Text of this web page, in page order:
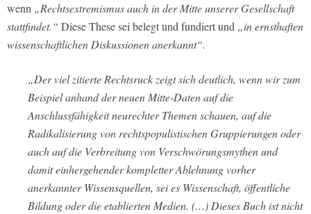
wenn „Rechtsextremismus auch in der Mitte unserer Gesellschaft
stattfindet.“ Diese These sei belegt und fundiert und „in ernsthaften
wissenschaftlichen Diskussionen anerkannt“.
„Der viel zitierte Rechtsruck zeigt sich deutlich, wenn wir zum
Beispiel anhand der neuen Mitte-Daten auf die
Anschlussfähigkeit neurechter Themen schauen, auf die
Radikalisierung von rechtspopulistischen Gruppierungen oder
auch auf die Verbreitung von Verschwörungsmythen und
damit einhergehender kompletter Ablehnung vorher
anerkannter Wissensquellen, sei es Wissenschaft, öffentliche
Bildung oder die etablierten Medien. (…) Dieses Buch ist nicht